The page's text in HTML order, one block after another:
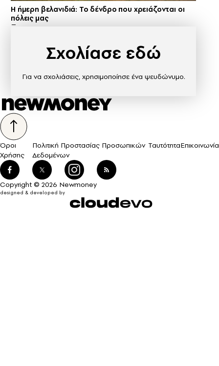
Η ήμερη βελανιδιά: Το δένδρο που χρειάζονται οι
πόλεις μας
Σχολίασε εδώ
Για να σχολιάσεις, χρησιμοποίησε ένα ψευδώνυμο.
Όροι
Χρήσης
Πολιτική Προστασίας Προσωπικών
Δεδομένων
ΤαυτότηταΕπικοινωνία
Copyright © 2026 Newmoney
designed & developed by